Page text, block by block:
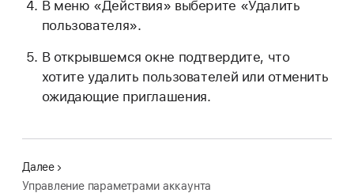
В меню «Действия» выберите «Удалить
пользователя».
В открывшемся окне подтвердите, что
хотите удалить пользователей или отменить
ожидающие приглашения.
Далее
Управление параметрами аккаунта